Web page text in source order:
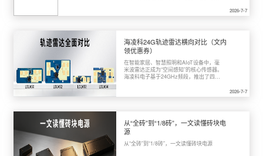
全防护，为智能家居、工业控制、通信设备
2026-7-7
海凌科24G轨迹雷达横向对比（文内
领优惠券）
在智能家居、智慧照明和AIoT设备中，毫
米波雷达正成为“空间感知”的核心传感器。
海凌科电子基于24GHz频段，推出了四款
它们都支持最多3个目标的同时检测与追
点和适用场景上各有千秋。本文从多个关键
维度进行横向对比，帮你快速定位最适合自
己产品的那一款。
2026-7-7
从“全砖”到“1/8砖”，一文读懂砖块电
源
从“全砖”到“1/8砖”，一文读懂砖块电源